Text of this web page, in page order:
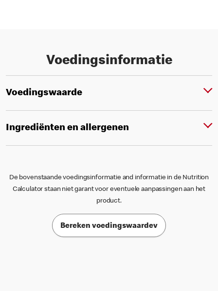
Voedingsinformatie
Voedingswaarde
Ingrediënten en allergenen
De bovenstaande voedingsinformatie and informatie in de Nutrition
Calculator staan niet garant voor eventuele aanpassingen aan het
product.
Bereken voedingswaardev